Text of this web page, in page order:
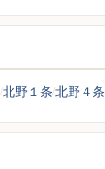
北野１条 北野４条